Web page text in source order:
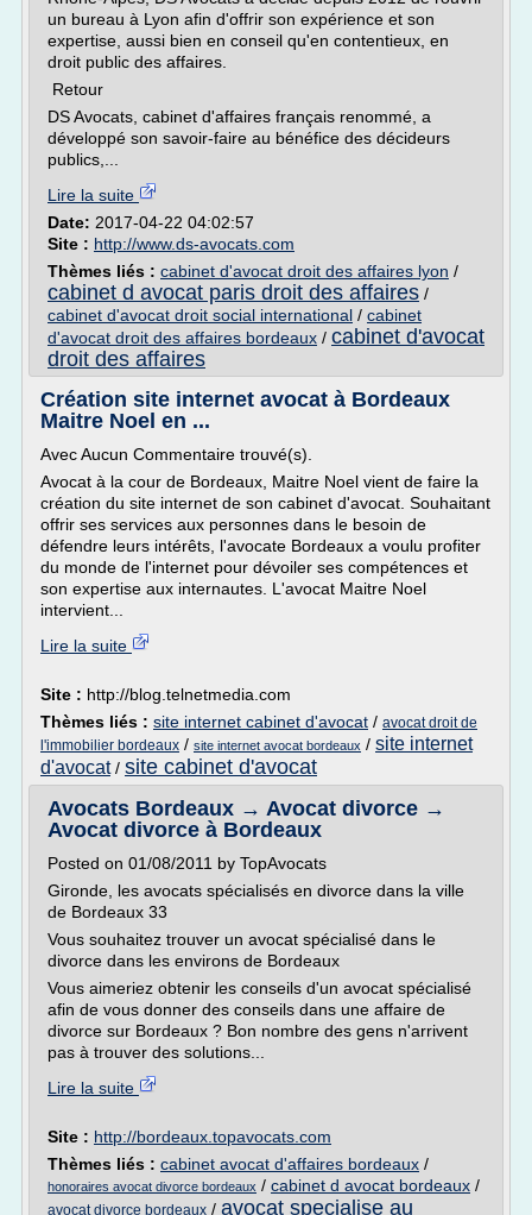
un bureau à Lyon afin d'offrir son expérience et son
expertise, aussi bien en conseil qu'en contentieux, en
droit public des affaires.
Retour
DS Avocats, cabinet d'affaires français renommé, a
développé son savoir-faire au bénéfice des décideurs
publics,...
Lire la suite
Date: 2017-04-22 04:02:57
Site : http://www.ds-avocats.com
Thèmes liés : cabinet d'avocat droit des affaires lyon /
cabinet d avocat paris droit des affaires /
cabinet d'avocat droit social international / cabinet
d'avocat droit des affaires bordeaux / cabinet d'avocat
droit des affaires
Création site internet avocat à Bordeaux
Maitre Noel en ...
Avec Aucun Commentaire trouvé(s).
Avocat à la cour de Bordeaux, Maitre Noel vient de faire la
création du site internet de son cabinet d'avocat. Souhaitant
offrir ses services aux personnes dans le besoin de
défendre leurs intérêts, l'avocate Bordeaux a voulu profiter
du monde de l'internet pour dévoiler ses compétences et
son expertise aux internautes. L'avocat Maitre Noel
intervient...
Lire la suite
Site : http://blog.telnetmedia.com
Thèmes liés : site internet cabinet d'avocat / avocat droit de
l'immobilier bordeaux / site internet avocat bordeaux / site internet
d'avocat/ site cabinet d'avocat
Avocats Bordeaux → Avocat divorce →
Avocat divorce à Bordeaux
Posted on 01/08/2011 by TopAvocats
Gironde, les avocats spécialisés en divorce dans la ville
de Bordeaux 33
Vous souhaitez trouver un avocat spécialisé dans le
divorce dans les environs de Bordeaux
Vous aimeriez obtenir les conseils d'un avocat spécialisé
afin de vous donner des conseils dans une affaire de
divorce sur Bordeaux ? Bon nombre des gens n'arrivent
pas à trouver des solutions...
Lire la suite
Site : http://bordeaux.topavocats.com
Thèmes liés : cabinet avocat d'affaires bordeaux /
honoraires avocat divorce bordeaux / cabinet d avocat bordeaux /
avocat divorce bordeaux / avocat specialise au